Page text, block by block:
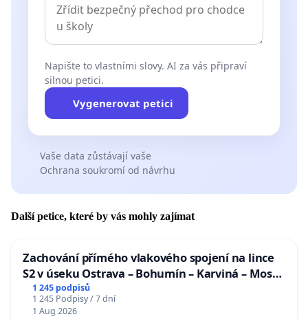
Napište to vlastními slovy. AI za vás připraví
silnou petici.
Vygenerovat petici
Vaše data zůstávají vaše
Ochrana soukromí od návrhu
Další petice, které by vás mohly zajímat
Zachování přímého vlakového spojení na lince
S2 v úseku Ostrava – Bohumín – Karviná – Mosty
u Jablunkova
1 245 podpisů
1 245 Podpisy / 7 dní
1 Aug 2026